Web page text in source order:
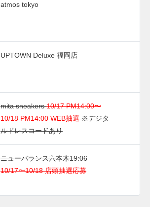
atmos tokyo
UPTOWN Deluxe 福岡店
mita sneakers10/17 PM14:00〜
10/18 PM14:00 WEB抽選※デジタ
ルドレスコードあり
ニューバランス六本木19:06
10/17〜10/18 店頭抽選応募